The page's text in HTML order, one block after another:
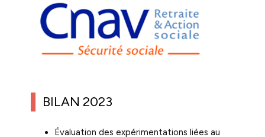
BILAN 2023
Évaluation des expérimentations liées au